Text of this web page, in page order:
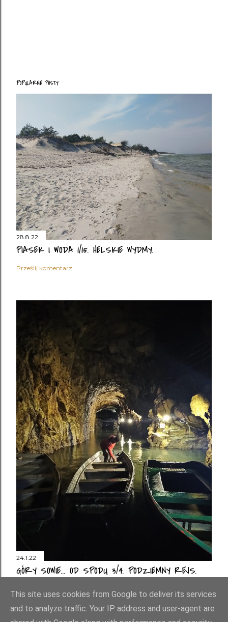
POPULARNE POSTY
28.8.22
PIASEK I WODA 1/15. HELSKIE WYDMY.
Prześlij komentarz
24.1.22
GÓRY SOWIE... OD SPODU 3/4. PODZIEMNY REJS.
This site uses cookies from Google to deliver its services
and to analyze traffic. Your IP address and user-agent are